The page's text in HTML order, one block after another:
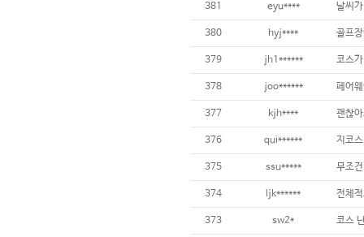
381 eyu****
380 hyj****
379 jh1******
378 joo******
377 kjh**** 괜찮
376 qui******
375 ssu*****
374 ljk****** 전체
373 sw2*